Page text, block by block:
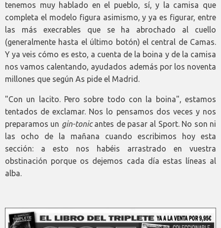
tenemos muy hablado en el pueblo, sí, y la camisa que
completa el modelo figura asimismo, y ya es figurar, entre
las más execrables que se ha abrochado al cuello
(generalmente hasta el último botón) el central de Camas.
Y ya veis cómo es esto, a cuenta de la boina y de la camisa
nos vamos calentando, ayudados además por los noventa
millones que según As pide el Madrid.
"Con un lacito. Pero sobre todo con la boina", estamos
tentados de exclamar. Nos lo pensamos dos veces y nos
preparamos un gin-tonicantes de pasar al Sport. No son ni
las ocho de la mañana cuando escribimos hoy esta
sección: a esto nos habéis arrastrado en vuestra
obstinación porque os dejemos cada día estas líneas al
alba.